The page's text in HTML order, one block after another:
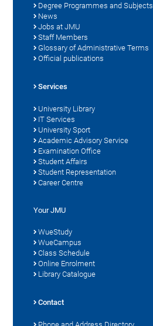
Degree Programmes and Subjects
News
Jobs at JMU
Staff Members
Glossary of Administrative Terms
Official publications
Services
University Library
IT Services
University Sport
Academic Advisory Service
Examination Office
Student Affairs
Student Representation
Career Centre
Your JMU
WueStudy
WueCampus
Class Schedule
Online Enrolment
Library Catalogue
Contact